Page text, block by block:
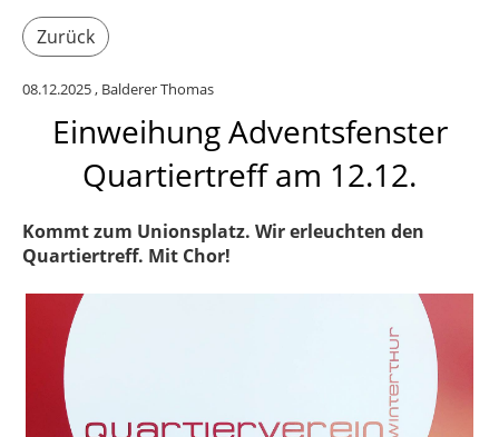
Zurück
08.12.2025, Balderer Thomas
Einweihung Adventsfenster
Quartiertreff am 12.12.
Kommt zum Unionsplatz. Wir erleuchten den
Quartiertreff. Mit Chor!